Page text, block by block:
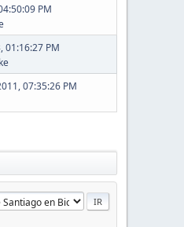
PM
01:16:27 PM
07:35:26 PM